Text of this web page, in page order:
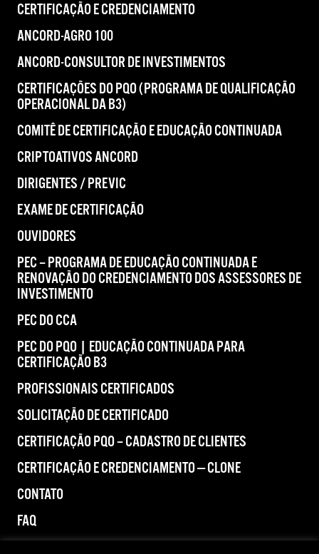
CERTIFICAÇÃO E CREDENCIAMENTO
ANCORD-AGRO 100
ANCORD-CONSULTOR DE INVESTIMENTOS
CERTIFICAÇÕES DO PQO (PROGRAMA DE QUALIFICAÇÃO
OPERACIONAL DA B3)
COMITÊ DE CERTIFICAÇÃO E EDUCAÇÃO CONTINUADA
CRIPTOATIVOS ANCORD
DIRIGENTES / PREVIC
EXAME DE CERTIFICAÇÃO
OUVIDORES
PEC – PROGRAMA DE EDUCAÇÃO CONTINUADA E
RENOVAÇÃO DO CREDENCIAMENTO DOS ASSESSORES DE
INVESTIMENTO
PEC DO CCA
PEC DO PQO | EDUCAÇÃO CONTINUADA PARA
CERTIFICAÇÃO B3
PROFISSIONAIS CERTIFICADOS
SOLICITAÇÃO DE CERTIFICADO
CERTIFICAÇÃO PQO – CADASTRO DE CLIENTES
CERTIFICAÇÃO E CREDENCIAMENTO — CLONE
CONTATO
FAQ